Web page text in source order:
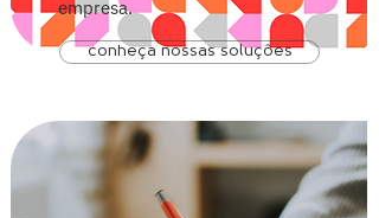
empresa.
conheça nossas soluções